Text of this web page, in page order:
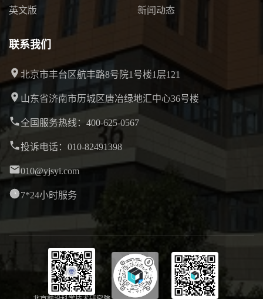
英文版 新闻动态
联系我们
北京市丰台区航丰路8号院1号楼1层121
山东省济南市历城区唐冶绿地汇中心36号楼
全国服务热线：400-625-0567
投诉电话：010-82491398
010@yjsyi.com
7*24小时服务